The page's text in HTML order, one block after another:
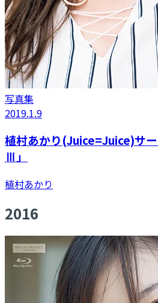
写真集
2019.1.9
植村あかり(Juice=Juice)サ
Ⅲ」
植村あかり
2016